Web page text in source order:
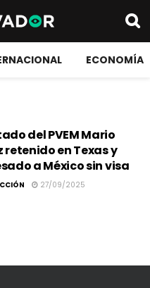
ECONOMÍA
del PVEM Mario
retenido en Texas y
a México sin visa
27/09/2025